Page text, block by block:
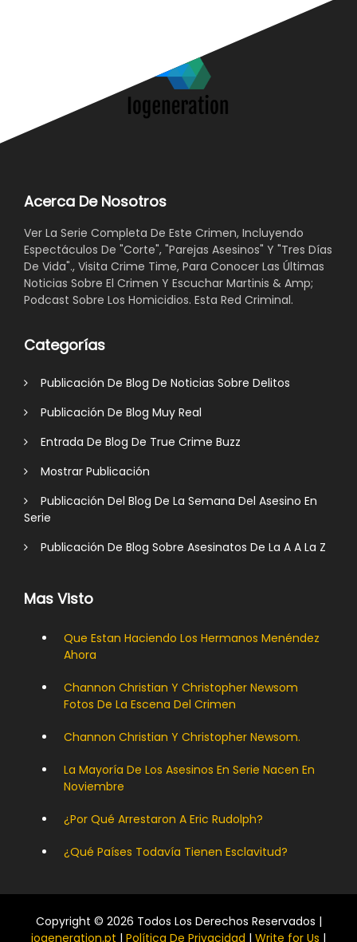
Acerca De Nosotros
Ver La Serie Completa De Este Crimen, Incluyendo
Espectáculos De "Corte", "Parejas Asesinos" Y "Tres Días
De Vida"., Visita Crime Time, Para Conocer Las Últimas
Noticias Sobre El Crimen Y Escuchar Martinis & Amp;
Podcast Sobre Los Homicidios. Esta Red Criminal.
Categorías
Publicación De Blog De Noticias Sobre Delitos
Publicación De Blog Muy Real
Entrada De Blog De True Crime Buzz
Mostrar Publicación
Publicación Del Blog De La Semana Del Asesino En
Serie
Publicación De Blog Sobre Asesinatos De La A A La Z
Mas Visto
Que Estan Haciendo Los Hermanos Menéndez
Ahora
Channon Christian Y Christopher Newsom
Fotos De La Escena Del Crimen
Channon Christian Y Christopher Newsom.
La Mayoría De Los Asesinos En Serie Nacen En
Noviembre
¿Por Qué Arrestaron A Eric Rudolph?
¿Qué Países Todavía Tienen Esclavitud?
Copyright © 2026 Todos Los Derechos Reservados |
iogeneration.pt | Política De Privacidad | Write for Us |